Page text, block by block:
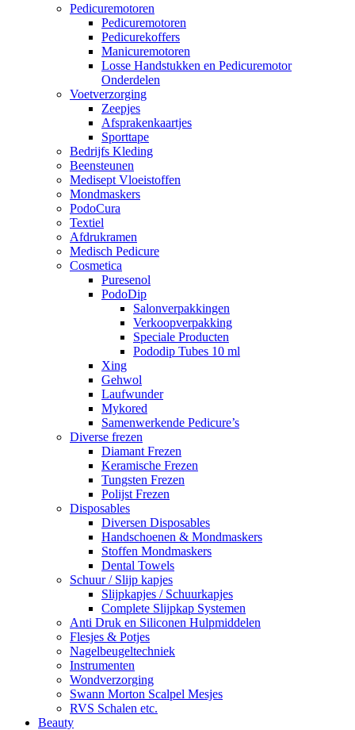
Pedicuremotoren
Pedicuremotoren
Pedicurekoffers
Manicuremotoren
Losse Handstukken en Pedicuremotor
Onderdelen
Voetverzorging
Zeepjes
Afsprakenkaartjes
Sporttape
Bedrijfs Kleding
Beensteunen
Medisept Vloeistoffen
Mondmaskers
PodoCura
Textiel
Afdrukramen
Medisch Pedicure
Cosmetica
Puresenol
PodoDip
Salonverpakkingen
Verkoopverpakking
Speciale Producten
Pododip Tubes 10 ml
Xing
Gehwol
Laufwunder
Mykored
Samenwerkende Pedicure’s
Diverse frezen
Diamant Frezen
Keramische Frezen
Tungsten Frezen
Polijst Frezen
Disposables
Diversen Disposables
Handschoenen & Mondmaskers
Stoffen Mondmaskers
Dental Towels
Schuur / Slijp kapjes
Slijpkapjes / Schuurkapjes
Complete Slijpkap Systemen
Anti Druk en Siliconen Hulpmiddelen
Flesjes & Potjes
Nagelbeugeltechniek
Instrumenten
Wondverzorging
Swann Morton Scalpel Mesjes
RVS Schalen etc.
Beauty